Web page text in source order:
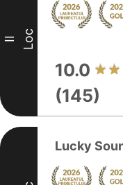
II Loc
10.0
(145)
Lucky